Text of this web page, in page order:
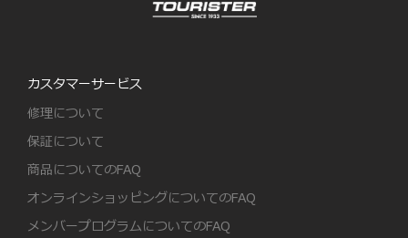
カスタマーサービス
修理について
保証について
商品についてのFAQ
オンラインショッピングについてのFAQ
メンバープログラムについてのFAQ